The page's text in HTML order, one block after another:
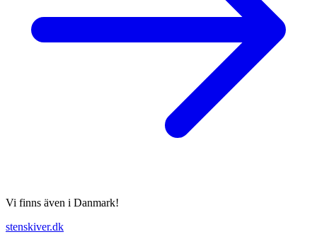
Vi finns även i Danmark!
stenskiver.dk